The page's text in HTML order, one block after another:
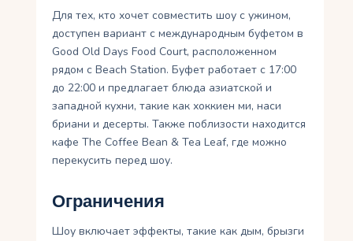
Для тех, кто хочет совместить шоу с ужином,
доступен вариант с международным буфетом в
Good Old Days Food Court, расположенном
рядом с Beach Station. Буфет работает с 17:00
до 22:00 и предлагает блюда азиатской и
западной кухни, такие как хоккиен ми, наси
бриани и десерты. Также поблизости находится
кафе The Coffee Bean & Tea Leaf, где можно
перекусить перед шоу.
Ограничения
Шоу включает эффекты, такие как дым, брызги